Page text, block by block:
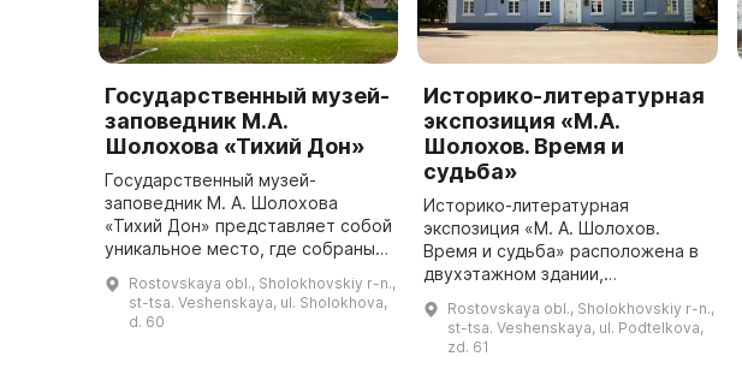
Государственный музей-
заповедник М.А.
Шолохова «Тихий Дон»
Государственный музей-
заповедник М. А. Шолохова
«Тихий Дон» представляет собой
уникальное место, где собраны
археологии, а также
мемориальные предметы,
Rostovskaya obl., Sholokhovskiy r-n.,
st-tsa. Veshenskaya, ul. Sholokhova,
d. 60
Историко-литературная
экспозиция «М.А.
Шолохов. Время и
судьба»
Историко-литературная
экспозиция «М. А. Шолохов.
Время и судьба» расположена в
двухэтажном здании,
же размещалась гимназия, в
которой учился М. А. Шолохов с
Rostovskaya obl., Sholokhovskiy r-n.,
st-tsa. Veshenskaya, ul. Podtelkova,
zd. 61